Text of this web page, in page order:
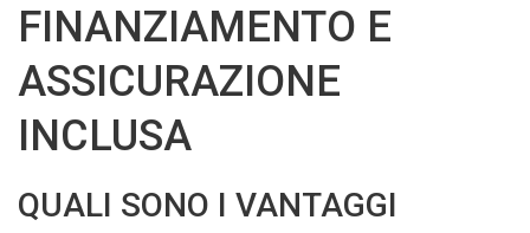
FINANZIAMENTO E
ASSICURAZIONE
INCLUSA
QUALI SONO I VANTAGGI